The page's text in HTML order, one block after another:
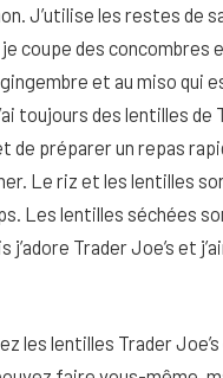
J’utilise les restes de
coupe des
et au miso qui
toujours des lentilles de
préparer un repas
Le riz et les lentilles
Les lentilles séchées
j’adore Trader Joe’s et
les lentilles Trader